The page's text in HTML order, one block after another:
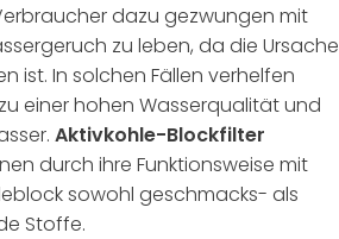
dazu gezwungen mit
zu leben, da die Ursache
ist. In solchen Fällen verhelfen
einer hohen Wasserqualität und
Aktivkohle-Blockfilter
durch ihre Funktionsweise mit
sowohl geschmacks- als
Stoffe.